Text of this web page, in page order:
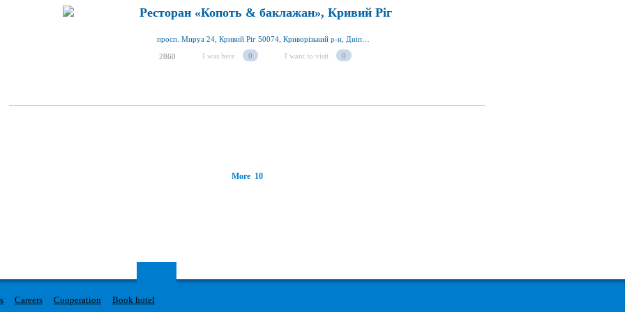
Ресторан «Копоть & баклажан», Кривий Ріг
2860 I was here 0 I want to visit 0
More 10
Careers Cooperation Book hotel